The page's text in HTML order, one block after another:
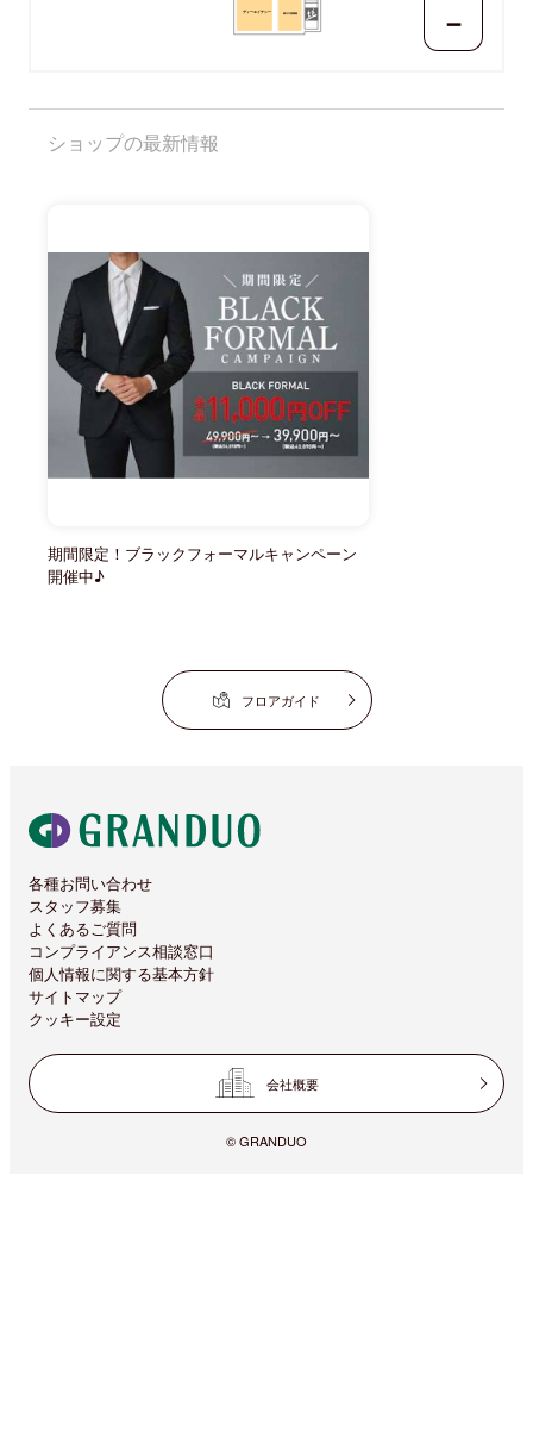
果汁工房果琳
ディーエイチシー
－
ショップの最新情報
期間限定！ブラックフォーマルキャンペーン
開催中♪
フロアガイド
各種お問い合わせ
スタッフ募集
よくあるご質問
コンプライアンス相談窓口
個人情報に関する基本方針
サイトマップ
クッキー設定
会社概要
© GRANDUO